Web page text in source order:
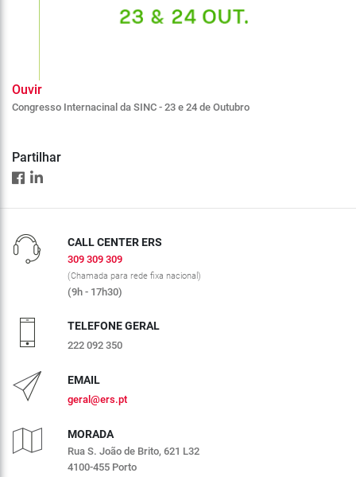
Ouvir
Congresso Internacinal da SINC - 23 e 24 de Outubro
Partilhar
CALL CENTER ERS
309 309 309
(Chamada para rede fixa nacional)
(9h - 17h30)
TELEFONE GERAL
222 092 350
EMAIL
geral@ers.pt
MORADA
Rua S. João de Brito, 621 L32
4100-455 Porto